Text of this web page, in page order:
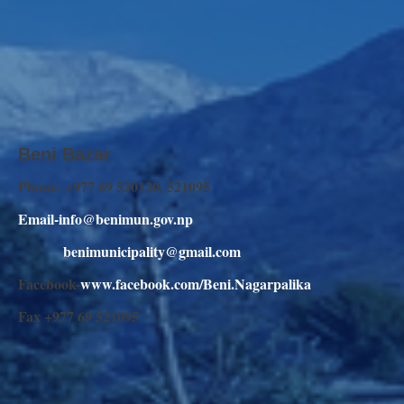
Beni Bazar
Phone: +977 69 520120, 521095
Email-info@benimun.gov.np
benimunicipality@gmail.com
Facebook-www.facebook.com/Beni.Nagarpalika
Fax +977 69 521095